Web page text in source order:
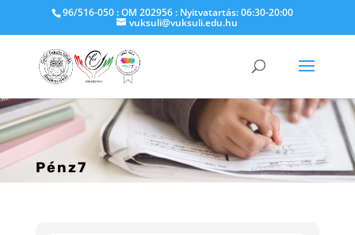
96/516-050 : OM 202956 : Nyitvatartás: 06:30-20:00
vuksuli@vuksuli.edu.hu
Pénz7